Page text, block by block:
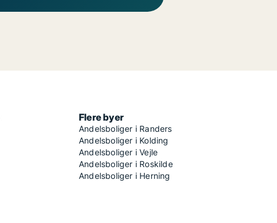
Flere byer
Andelsboliger i Randers
Andelsboliger i Kolding
Andelsboliger i Vejle
Andelsboliger i Roskilde
Andelsboliger i Herning